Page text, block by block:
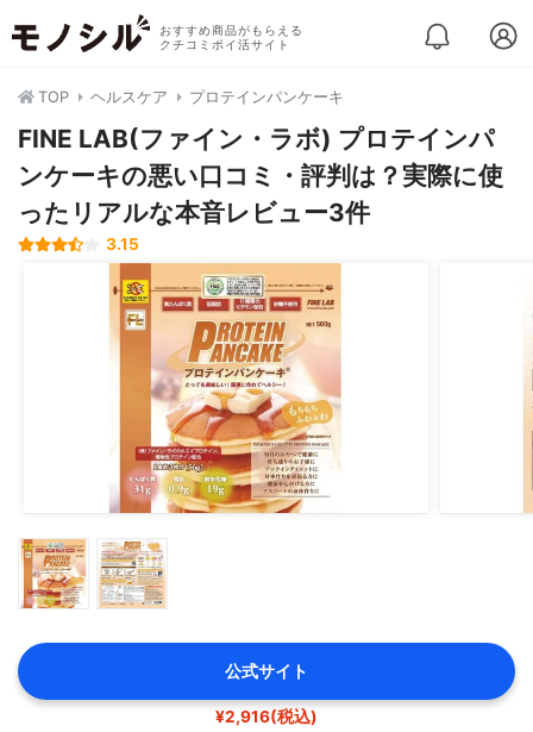
おすすめ商品がもらえる
クチコミポイ活サイト
TOP ヘルスケア プロテインパンケーキ
FINE LAB(ファイン・ラボ) プロテインパ
ンケーキの悪い口コミ・評判は？実際に使
ったリアルな本音レビュー3件
3.15
公式サイト
¥2,916(税込)